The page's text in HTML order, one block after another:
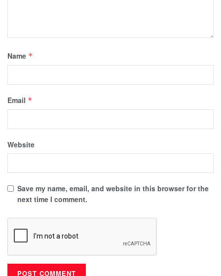
Name *
Email *
Website
Save my name, email, and website in this browser for the
next time I comment.